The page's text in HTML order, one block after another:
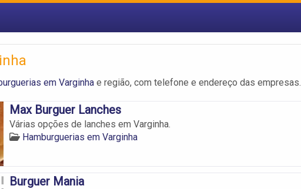
em Varginha e região, com telefone e endereço das empresas.
Max Burguer Lanches
Várias opções de lanches em Varginha.
Hamburguerias em Varginha
Burguer Mania